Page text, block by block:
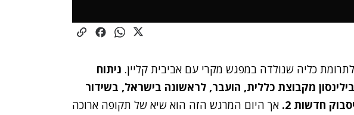
לתרומת כליה שנולדה במפגש מקרי עם אביבית קליין. ניתוח
מקבוצת כללית, הועבר, לראשונה בישראל, בשידור
חדשות 2 . אך היום המרגש הזה הוא שיא של תקופה ארוכה